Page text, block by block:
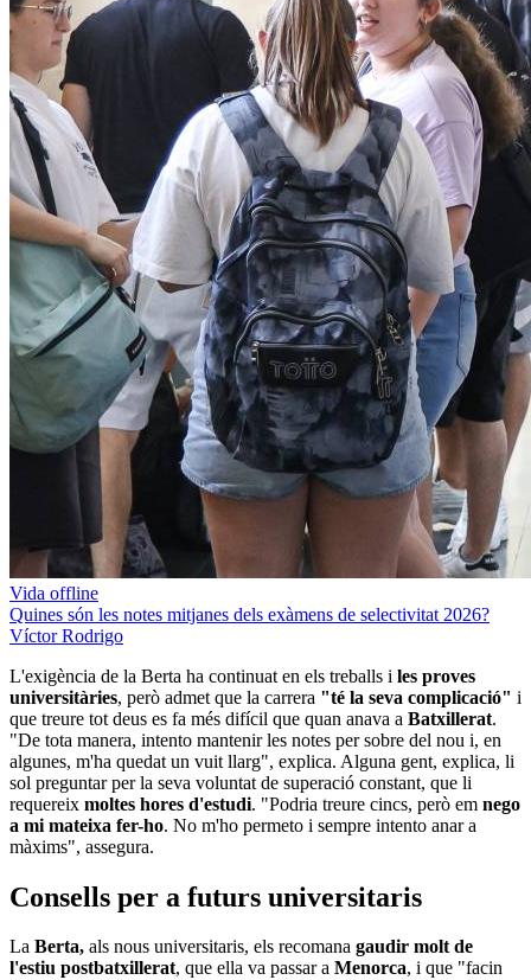
Vida offline
Quines són les notes mitjanes dels exàmens de selectivitat 2026?
Víctor Rodrigo
L'exigència de la Berta ha continuat en els treballs i les proves
universitàries, però admet que la carrera "té la seva complicació" i
que treure tot deus es fa més difícil que quan anava a Batxillerat.
"De tota manera, intento mantenir les notes per sobre del nou i, en
algunes, m'ha quedat un vuit llarg", explica. Alguna gent, explica, li
sol preguntar per la seva voluntat de superació constant, que li
requereix moltes hores d'estudi. "Podria treure cincs, però em nego
a mi mateixa fer-ho. No m'ho permeto i sempre intento anar a
màxims", assegura.
Consells per a futurs universitaris
La Berta, als nous universitaris, els recomana gaudir molt de
l'estiu postbatxillerat, que ella va passar a Menorca, i que "facin